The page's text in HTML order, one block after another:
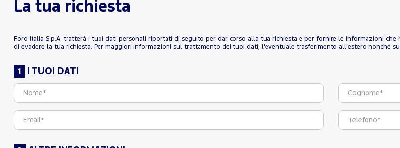
La tua richiesta
Ford Italia S.p.A. tratterà i tuoi dati personali riportati di seguito per dar corso alla tua richiesta e per fornire le informazioni
di evadere la tua richiesta. Per maggiori informazioni sul trattamento dei tuoi dati, l'eventuale trasferimento all'estero nonché
I TUOI DATI